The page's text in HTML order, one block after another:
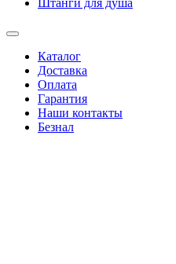
Штанги для душа
Каталог
Доставка
Оплата
Гарантия
Наши контакты
Безнал